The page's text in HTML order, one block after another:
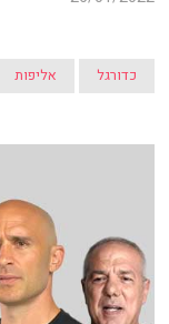
כדורגל אליפות